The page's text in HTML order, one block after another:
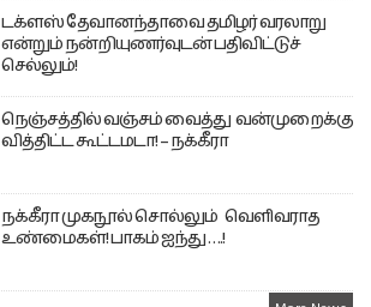
டக்ளஸ் தேவானந்தாவை தமிழர் வரலாறு
என்றும் நன்றியுணர்வுடன் பதிவிட்டுச்
செல்லும்!
நெஞ்சத்தில் வஞ்சம் வைத்து வன்முறைக்கு
வித்திட்ட கூட்டமடா! – நக்கீரா
நக்கீரா முகநூல் சொல்லும் வெளிவராத
உண்மைகள்! பாகம் ஐந்து ….!